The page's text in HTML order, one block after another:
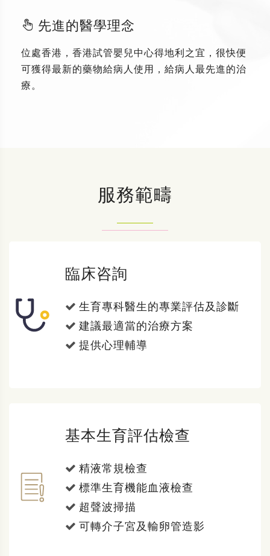
先進的醫學理念
位處香港，香港試管嬰兒中心得地利之宜，很快便
可獲得最新的藥物給病人使用，給病人最先進的治
療。
服務範疇
臨床咨詢
生育專科醫生的專業評估及診斷
建議最適當的治療方案
提供心理輔導
基本生育評估檢查
精液常規檢查
標準生育機能血液檢查
超聲波掃描
可轉介子宮及輸卵管造影